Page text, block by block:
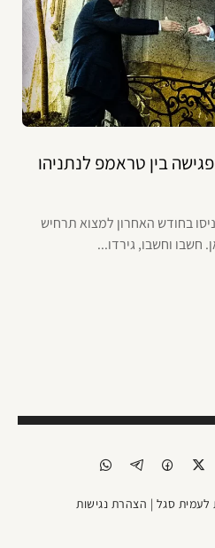
בין טראמפ לנתניהו
בחודש האחרון למצוא תרחיש
חשבו וחשבו, גירדו...
לעמית סגל | הצהרת נגישות